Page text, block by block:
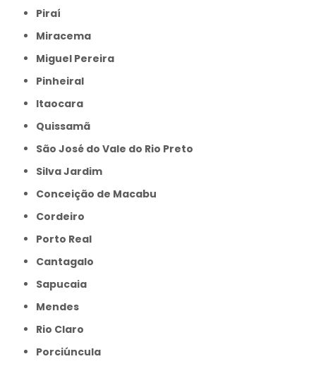
Piraí
Miracema
Miguel Pereira
Pinheiral
Itaocara
Quissamã
São José do Vale do Rio Preto
Silva Jardim
Conceição de Macabu
Cordeiro
Porto Real
Cantagalo
Sapucaia
Mendes
Rio Claro
Porciúncula